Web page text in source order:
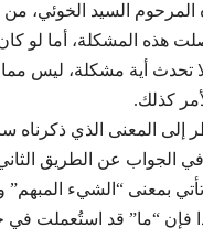
المرحوم السيد الخوئي، من
هذه المشكلة، أما لو
تحدث أية مشكلة، ليس مما
كذلك.
إلى المعنى الذي ذكرناه
الجواب عن الطريق
بمعنى “الشيء المبهم”
فإن “ما” قد استُعملت في